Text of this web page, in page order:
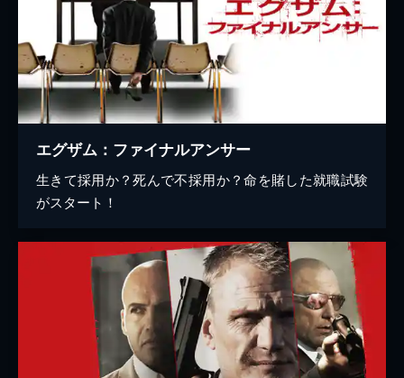
エグザム：ファイナルアンサー
生きて採用か？死んで不採用か？命を賭した就職試験
がスタート！